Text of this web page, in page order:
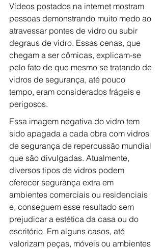
Vídeos postados na internet mostram
pessoas demonstrando muito medo ao
atravessar pontes de vidro ou subir
degraus de vidro. Essas cenas, que
chegam a ser cômicas, explicam-se
pelo fato de que mesmo se tratando de
vidros de segurança, até pouco
tempo, eram considerados frágeis e
perigosos.
Essa imagem negativa do vidro tem
sido apagada a cada obra com vidros
de segurança de repercussão mundial
que são divulgadas. Atualmente,
diversos tipos de vidros podem
oferecer segurança extra em
ambientes comerciais ou residenciais
e, conseguem esse resultado sem
prejudicar a estética da casa ou do
escritório. Em alguns casos, até
valorizam peças, móveis ou ambientes